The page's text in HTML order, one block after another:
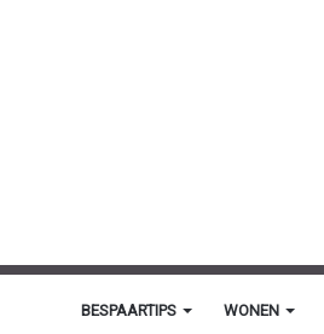
BESPAARTIPS WONEN